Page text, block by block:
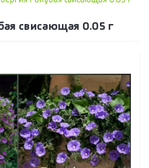
свисающая 0.05 г